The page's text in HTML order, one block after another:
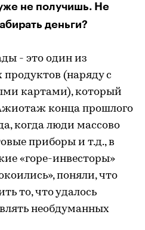
не получишь. Не
деньги?
- это один из
(наряду с
картами), который
конца прошлого
когда люди массово
приборы и т.д., в
«горе-инвесторы»
поняли, что
то, что удалось
необдуманных